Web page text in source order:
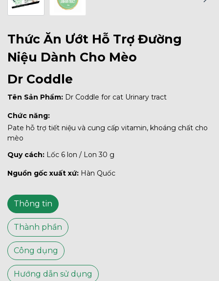
Thức Ăn Ướt Hỗ Trợ Đường
Niệu Dành Cho Mèo
Dr Coddle
Tên Sản Phẩm: Dr Coddle for cat Urinary tract
Chức năng:
Pate hỗ trợ tiết niệu và cung cấp vitamin, khoáng chất cho
mèo
Quy cách: Lốc 6 lon / Lon 30 g
Nguồn gốc xuất xứ: Hàn Quốc
Thông tin
Thành phần
Công dụng
Hướng dẫn sử dụng